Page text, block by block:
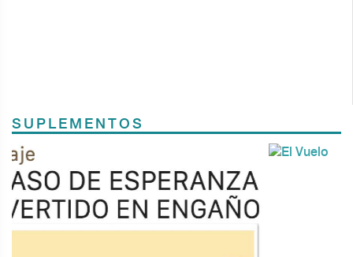
SUPLEMENTOS